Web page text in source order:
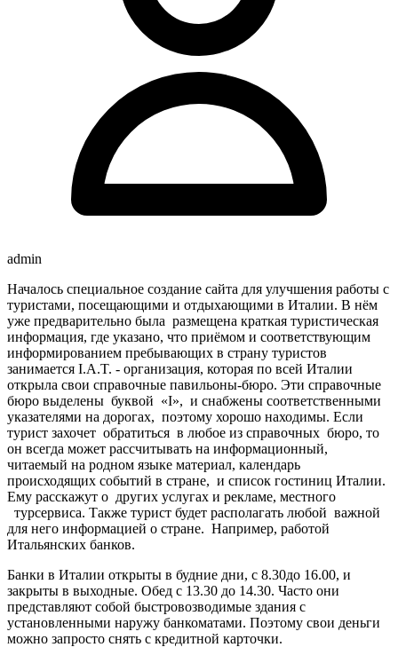
admin
Началось специальное создание сайта для улучшения работы с
туристами, посещающими и отдыхающими в Италии. В нём
уже предварительно была размещена краткая туристическая
информация, где указано, что приёмом и соответствующим
информированием пребывающих в страну туристов
занимается I.A.T. - организация, которая по всей Италии
открыла свои справочные павильоны-бюро. Эти справочные
бюро выделены буквой «I», и снабжены соответственными
указателями на дорогах, поэтому хорошо находимы. Если
турист захочет обратиться в любое из справочных бюро, то
он всегда может рассчитывать на информационный,
читаемый на родном языке материал, календарь
происходящих событий в стране, и список гостиниц Италии.
Ему расскажут о других услугах и рекламе, местного
турсервиса. Также турист будет располагать любой важной
для него информацией о стране. Например, работой
Итальянских банков.
Банки в Италии открыты в будние дни, с 8.30до 16.00, и
закрыты в выходные. Обед с 13.30 до 14.30. Часто они
представляют собой быстровозводимые здания с
установленными наружу банкоматами. Поэтому свои деньги
можно запросто снять с кредитной карточки.